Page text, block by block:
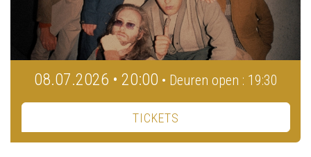
08.07.2026 • 20:00 • Deuren open : 19:30
TICKETS